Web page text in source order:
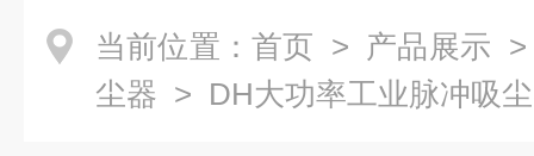
当前位置： 首页 > 产品展示
尘器 > DH大功率工业脉冲吸